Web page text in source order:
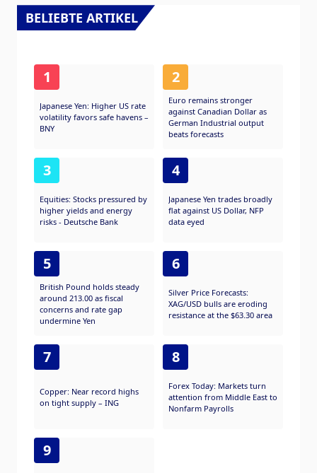
BELIEBTE ARTIKEL
1
Japanese Yen: Higher US rate
volatility favors safe havens –
BNY
2
Euro remains stronger
against Canadian Dollar as
German Industrial output
beats forecasts
3
Equities: Stocks pressured by
higher yields and energy
risks - Deutsche Bank
4
Japanese Yen trades broadly
flat against US Dollar, NFP
data eyed
5
British Pound holds steady
around 213.00 as fiscal
concerns and rate gap
undermine Yen
6
Silver Price Forecasts:
XAG/USD bulls are eroding
resistance at the $63.30 area
7
Copper: Near record highs
on tight supply – ING
8
Forex Today: Markets turn
attention from Middle East to
Nonfarm Payrolls
9